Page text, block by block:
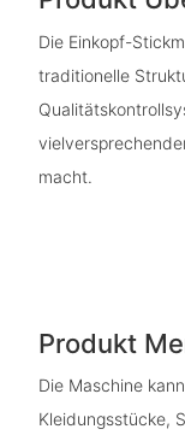
Die Einkopf-
traditionelle
macht.
Produkt
Die Maschine
Kleidungsstücke,